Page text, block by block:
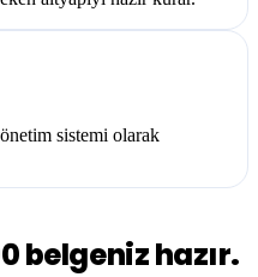
sistemi olarak
belgeniz hazır.